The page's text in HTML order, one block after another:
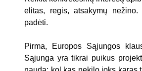
elitas, regis, atsakymų
padėti.
Pirma, Europos Sąjungos
Sąjunga yra tikrai puikus